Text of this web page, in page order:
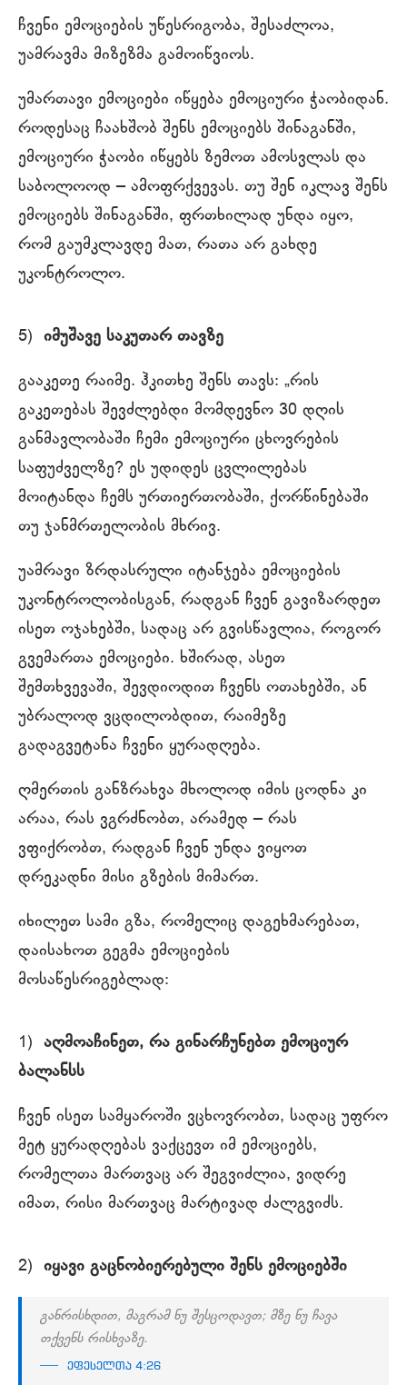
ჩვენი ემოციების უწესრიგობა, შესაძლოა,
უამრავმა მიზეზმა გამოიწვიოს.
უმართავი ემოციები იწყება ემოციური ჭაობიდან.
როდესაც ჩაახშობ შენს ემოციებს შინაგანში,
ემოციური ჭაობი იწყებს ზემოთ ამოსვლას და
საბოლოოდ ‒ ამოფრქვევას. თუ შენ იკლავ შენს
ემოციებს შინაგანში, ფრთხილად უნდა იყო,
რომ გაუმკლავდე მათ, რათა არ გახდე
უკონტროლო.
5) იმუშავე საკუთარ თავზე
გააკეთე რაიმე. ჰკითხე შენს თავს: „რის
გაკეთებას შევძლებდი მომდევნო 30 დღის
განმავლობაში ჩემი ემოციური ცხოვრების
საფუძველზე? ეს უდიდეს ცვლილებას
მოიტანდა ჩემს ურთიერთობაში, ქორწინებაში
თუ ჯანმრთელობის მხრივ.
უამრავი ზრდასრული იტანჯება ემოციების
უკონტროლობისგან, რადგან ჩვენ გავიზარდეთ
ისეთ ოჯახებში, სადაც არ გვისწავლია, როგორ
გვემართა ემოციები. ხშირად, ასეთ
შემთხვევაში, შევდიოდით ჩვენს ოთახებში, ან
უბრალოდ ვცდილობდით, რაიმეზე
გადაგვეტანა ჩვენი ყურადღება.
ღმერთის განზრახვა მხოლოდ იმის ცოდნა კი
არაა, რას ვგრძნობთ, არამედ ‒ რას
ვფიქრობთ, რადგან ჩვენ უნდა ვიყოთ
დრეკადნი მისი გზების მიმართ.
იხილეთ სამი გზა, რომელიც დაგეხმარებათ,
დაისახოთ გეგმა ემოციების
მოსაწესრიგებლად:
1) აღმოაჩინეთ, რა გინარჩუნებთ ემოციურ
ბალანსს
ჩვენ ისეთ სამყაროში ვცხოვრობთ, სადაც უფრო
მეტ ყურადღებას ვაქცევთ იმ ემოციებს,
რომელთა მართვაც არ შეგვიძლია, ვიდრე
იმათ, რისი მართვაც მარტივად ძალგვიძს.
2) იყავი გაცნობიერებული შენს ემოციებში
განრისხდით, მაგრამ ნუ შესცოდავთ; მზე ნუ ჩავა
თქვენს რისხვაზე.
ეფესელთა 4:26